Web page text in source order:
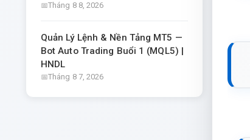
Tháng 8 8, 2026
Quản Lý Lệnh & Nền Tảng MT5 —
Bot Auto Trading Buổi 1 (MQL5) |
HNDL
Tháng 8 7, 2026